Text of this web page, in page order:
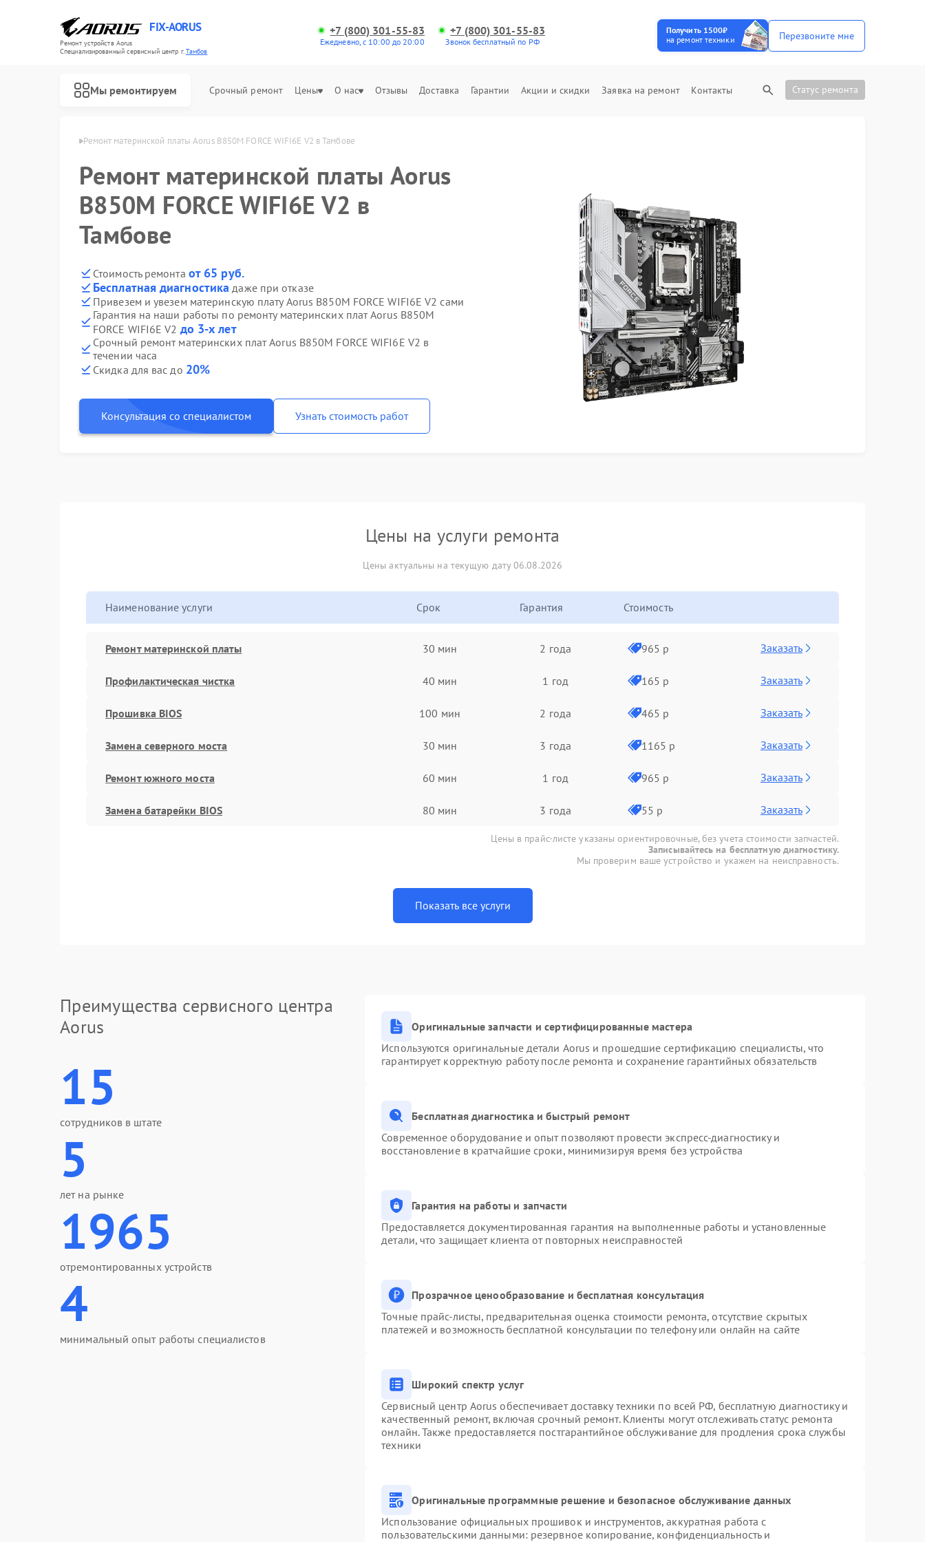
FIX-AORUS
Ремонт устройств Aorus
Специализированный cервисный центр г.Тамбов
+7 (800) 301-55-83
Ежедневно, с 10:00 до 20:00
+7 (800) 301-55-83
Звонок бесплатный по РФ
Получить 1500₽
на ремонт техники
Перезвоните мне
Мы ремонтируем Срочный ремонт Цены О нас Отзывы Доставка Гарантии Акции и скидки Заявка на ремонт Контакты Статус ремонта
Ремонт материнской платы Aorus B850M FORCE WIFI6E V2 в Тамбове
Ремонт материнской платы Aorus
B850M FORCE WIFI6E V2 в
Тамбове
Стоимость ремонта от 65 руб.
Бесплатная диагностика даже при отказе
Привезем и увезем материнскую плату Aorus B850M FORCE WIFI6E V2 сами
Гарантия на наши работы по ремонту материнских плат Aorus B850M
FORCE WIFI6E V2 до 3-х лет
Срочный ремонт материнских плат Aorus B850M FORCE WIFI6E V2 в
течении часа
Скидка для вас до 20%
Консультация со специалистом Узнать стоимость работ
Цены на услуги ремонта
Цены актуальны на текущую дату 06.08.2026
Наименование услуги Срок Гарантия Стоимость
Ремонт материнской платы 30 мин 2 года 965 р Заказать
Профилактическая чистка 40 мин 1 год 165 р Заказать
Прошивка BIOS 100 мин 2 года 465 р Заказать
Замена северного моста 30 мин 3 года 1165 р Заказать
Ремонт южного моста 60 мин 1 год 965 р Заказать
Замена батарейки BIOS 80 мин 3 года 55 р Заказать
Цены в прайс-листе указаны ориентировочные, без учета стоимости запчастей.
Записывайтесь на бесплатную диагностику.
Мы проверим ваше устройство и укажем на неисправность.
Показать все услуги
Преимущества сервисного центра
Aorus
15
сотрудников в штате
5
лет на рынке
1965
отремонтированных устройств
4
минимальный опыт работы специалистов
Оригинальные запчасти и сертифицированные мастера
Используются оригинальные детали Aorus и прошедшие сертификацию специалисты, что
гарантирует корректную работу после ремонта и сохранение гарантийных обязательств
Бесплатная диагностика и быстрый ремонт
Современное оборудование и опыт позволяют провести экспресс-диагностику и
восстановление в кратчайшие сроки, минимизируя время без устройства
Гарантия на работы и запчасти
Предоставляется документированная гарантия на выполненные работы и установленные
детали, что защищает клиента от повторных неисправностей
Прозрачное ценообразование и бесплатная консультация
Точные прайс-листы, предварительная оценка стоимости ремонта, отсутствие скрытых
платежей и возможность бесплатной консультации по телефону или онлайн на сайте
Широкий спектр услуг
Сервисный центр Aorus обеспечивает доставку техники по всей РФ, бесплатную диагностику и
качественный ремонт, включая срочный ремонт. Клиенты могут отслеживать статус ремонта
онлайн. Также предоставляется постгарантийное обслуживание для продления срока службы
техники
Оригинальные программные решение и безопасное обслуживание данных
Использование официальных прошивок и инструментов, аккуратная работа с
пользовательскими данными: резервное копирование, конфиденциальность и